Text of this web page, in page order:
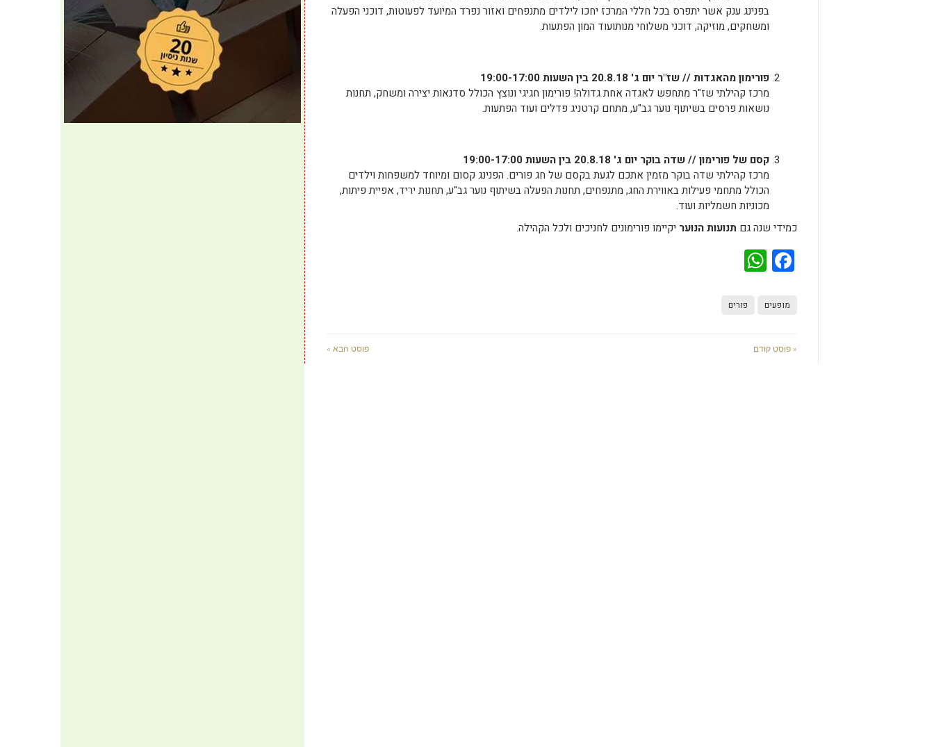
בפנינג ענק אשר יתפרס בכל חללי המרכז יחכו לילדים מתנפחים ואזור נפרד המיועד לפעוטות, דוכני הפעלה
ומשחקים, מוזיקה, דוכני משלוחי מנותועוד המון הפתעות.
פורימון מהאגדות // שז"ר יום ג' 20.8.18 בין השעות 19:00-17:00
מרכז קהילתי שז"ר מתחפש לאגדה אחת גדולה! פורימון חגיגי ונוצץ הכולל סדנאות יצירה ומשחק, תחנות
נושאות פרסים בשיתוף נוער גב"ע, מתחם קרטניג פדלים ועוד הפתעות.
קסם של פורימון // שדה בוקר יום ג' 20.8.18 בין השעות 19:00-17:00
מרכז קהילתי שדה בוקר מזמין אתכם לגעת בקסם של חג פורים. הפנינג קסום ומיוחד למשפחות וילדים
הכולל מתחמי פעילות באווירת החג, מתנפחים, תחנות הפעלה בשיתוף נוער גב"ע, תחנות יריד, אפיית פיתות,
מכוניות חשמליות ועוד.
כמידי שנה גם תנועות הנוער יקיימו פורימונים לחניכים ולכל הקהילה.
Facebook
מופעים פורים
« פוסט קודם פוסט הבא »